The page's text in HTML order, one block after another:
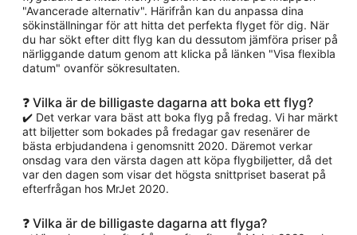
"Avancerade alternativ". Härifrån kan du anpassa dina
sökinställningar för att hitta det perfekta flyget för dig. När
du har sökt efter ditt flyg kan du dessutom jämföra priser på
närliggande datum genom att klicka på länken "Visa flexibla
datum" ovanför sökresultaten.
❓ Vilka är de billigaste dagarna att boka ett flyg?
✔️ Det verkar vara bäst att boka flyg på fredag. Vi har märkt
att biljetter som bokades på fredagar gav resenärer de
bästa erbjudandena i genomsnitt 2020. Däremot verkar
onsdag vara den värsta dagen att köpa flygbiljetter, då det
var den dagen som visar det högsta snittpriset baserat på
efterfrågan hos MrJet 2020.
❓ Vilka är de billigaste dagarna att flyga?